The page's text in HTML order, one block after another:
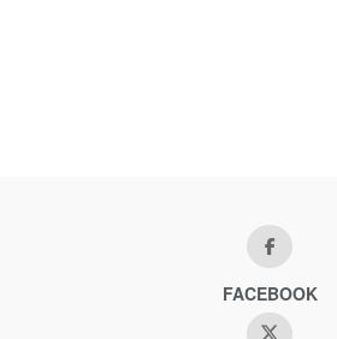
FACEBOOK